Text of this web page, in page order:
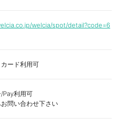
welcia/spot/detail?code=6
ード利用可
Pay利用可
問い合わせ下さい